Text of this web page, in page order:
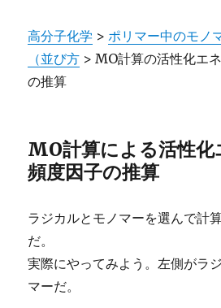
高分子化学 > ポリマー中のモノ
（並び方 > MO計算の活性化エ
の推算
MO計算による活性化
頻度因子の推算
ラジカルとモノマーを選んで計
だ。
実際にやってみよう。左側がラ
マーだ。